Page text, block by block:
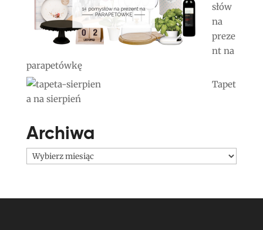
słów
na
preze
nt na
parapetówkę
Tapet
a na sierpień
Archiwa
Archiwa